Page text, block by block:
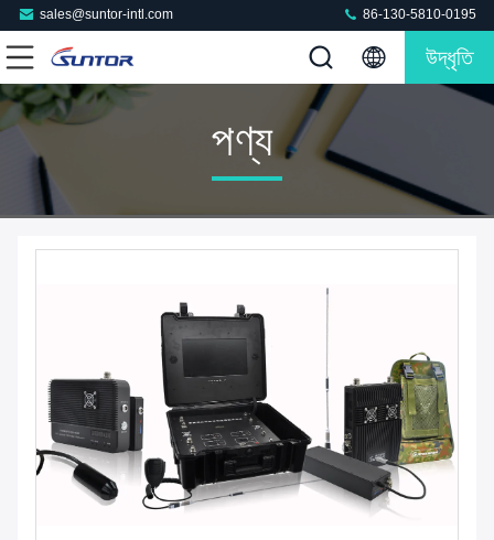
sales@suntor-intl.com 86-130-5810-0195
উদ্ধৃতি
পণ্য